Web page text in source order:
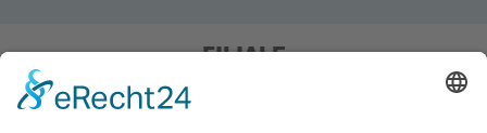
FILIALE
Pieper Grillshop-24/Golf
Sandstraße 14-18